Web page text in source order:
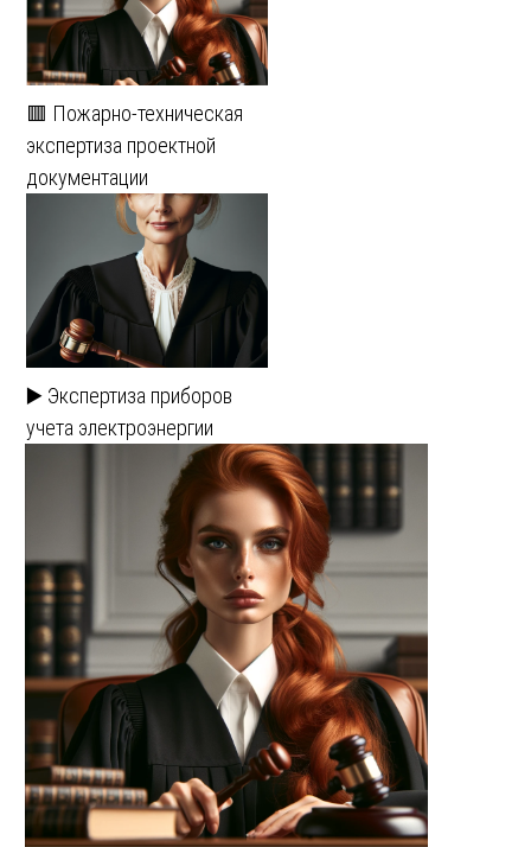
🟥 Пожарно-техническая
экспертиза проектной
документации
▶️ Экспертиза приборов
учета электроэнергии